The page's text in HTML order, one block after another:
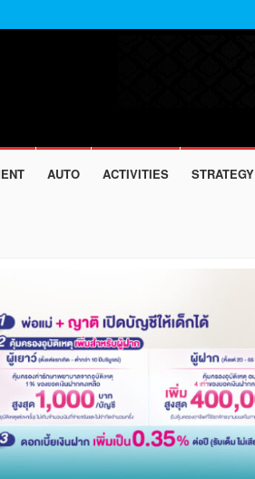
AUTO ACTIVITIES STRATEGY